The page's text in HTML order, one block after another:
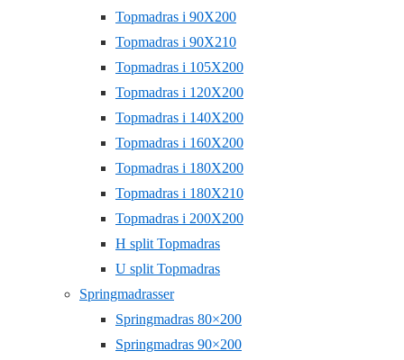
Topmadras i 90X200
Topmadras i 90X210
Topmadras i 105X200
Topmadras i 120X200
Topmadras i 140X200
Topmadras i 160X200
Topmadras i 180X200
Topmadras i 180X210
Topmadras i 200X200
H split Topmadras
U split Topmadras
Springmadrasser
Springmadras 80×200
Springmadras 90×200